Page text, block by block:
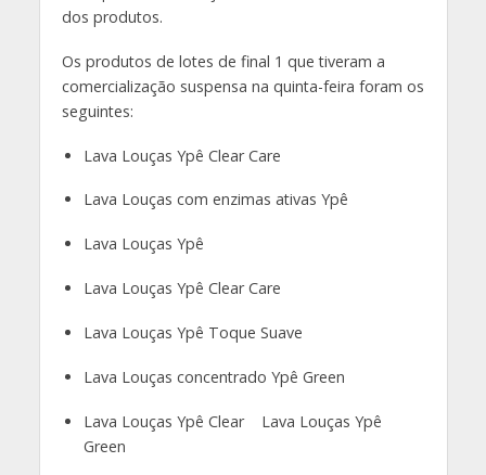
dos produtos.
Os produtos de lotes de final 1 que tiveram a
comercialização suspensa na quinta-feira foram os
seguintes:
Lava Louças Ypê Clear Care
Lava Louças com enzimas ativas Ypê
Lava Louças Ypê
Lava Louças Ypê Clear Care
Lava Louças Ypê Toque Suave
Lava Louças concentrado Ypê Green
Lava Louças Ypê Clear Lava Louças Ypê
Green